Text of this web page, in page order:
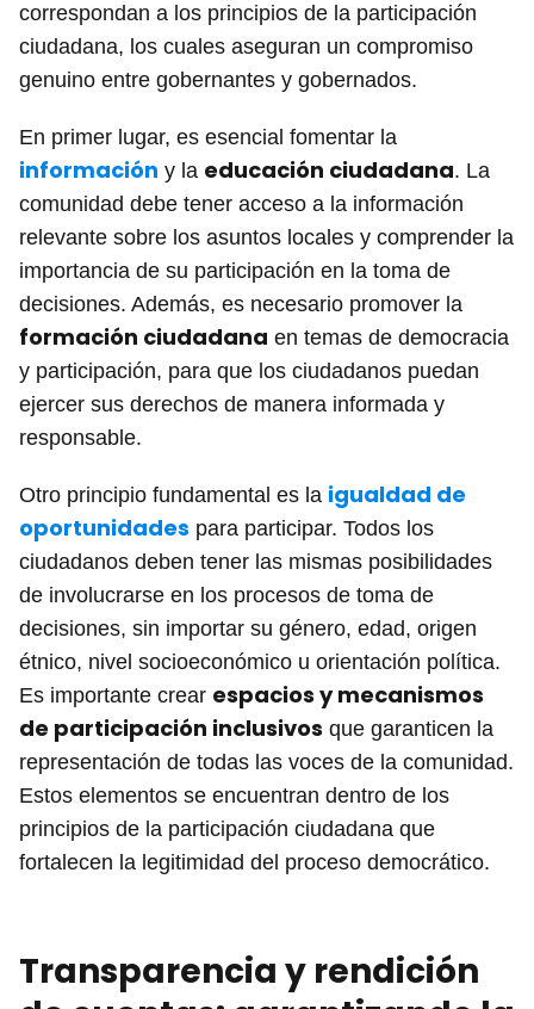
correspondan a los principios de la participación
ciudadana, los cuales aseguran un compromiso
genuino entre gobernantes y gobernados.
En primer lugar, es esencial fomentar la
información y la educación ciudadana. La
comunidad debe tener acceso a la información
relevante sobre los asuntos locales y comprender la
importancia de su participación en la toma de
decisiones. Además, es necesario promover la
formación ciudadana en temas de democracia
y participación, para que los ciudadanos puedan
ejercer sus derechos de manera informada y
responsable.
Otro principio fundamental es la igualdad de
oportunidades para participar. Todos los
ciudadanos deben tener las mismas posibilidades
de involucrarse en los procesos de toma de
decisiones, sin importar su género, edad, origen
étnico, nivel socioeconómico u orientación política.
Es importante crear espacios y mecanismos
de participación inclusivos que garanticen la
representación de todas las voces de la comunidad.
Estos elementos se encuentran dentro de los
principios de la participación ciudadana que
fortalecen la legitimidad del proceso democrático.
Transparencia y rendición